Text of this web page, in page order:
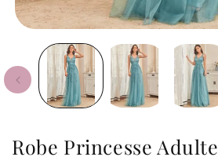
Robe Princesse Adulte